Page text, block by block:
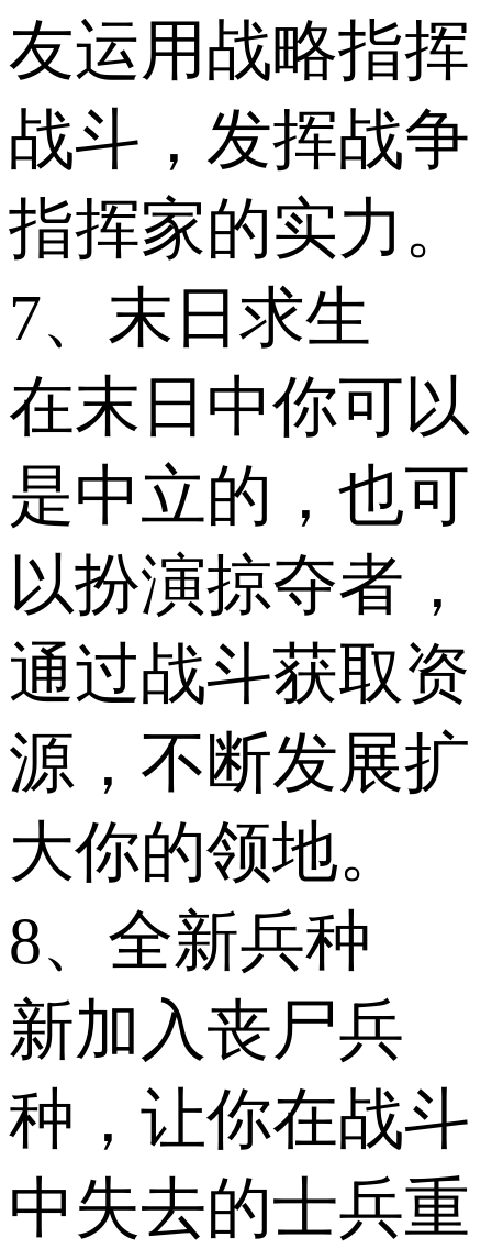
友运用战略指挥
战斗，发挥战争
指挥家的实力。
7、末日求生
在末日中你可以
是中立的，也可
以扮演掠夺者，
通过战斗获取资
源，不断发展扩
大你的领地。
8、全新兵种
新加入丧尸兵
种，让你在战斗
中失去的士兵重